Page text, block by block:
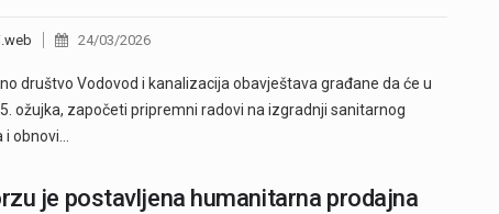
24/03/2026
društvo Vodovod i kanalizacija obavještava građane da će u
ožujka, započeti pripremni radovi na izgradnji sanitarnog
i obnovi…
je postavljena humanitarna prodajna